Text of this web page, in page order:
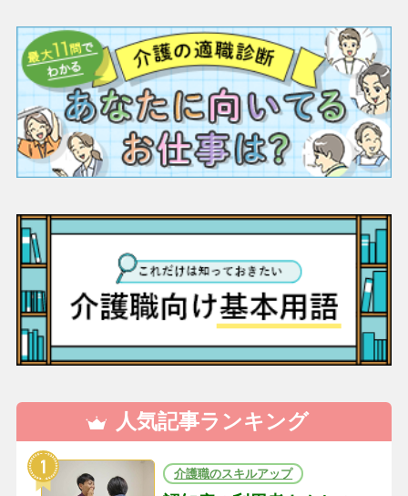
人気記事ランキング
介護職のスキルアップ